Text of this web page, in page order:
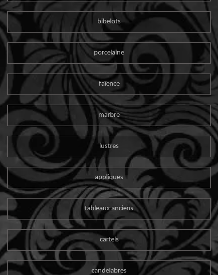
bibelots
porcelaine
faïence
marbre
lustres
appliques
tableaux anciens
cartels
candelabres